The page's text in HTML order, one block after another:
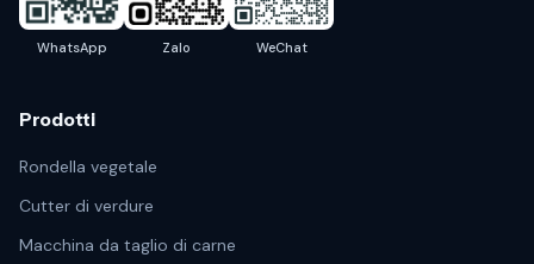
WhatsApp Zalo WeChat
Prodotti
Rondella vegetale
Cutter di verdure
Macchina da taglio di carne